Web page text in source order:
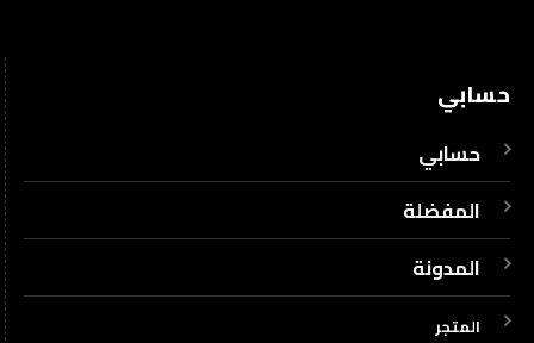
حسابي
حسابي
المفضلة
المدونة
المتجر